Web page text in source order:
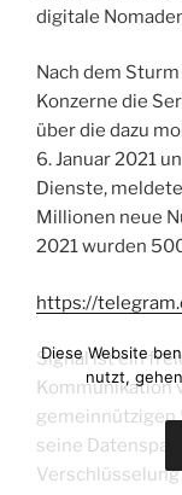
digitale
Nach dem
Konzerne die
über die dazu
6. Januar 2021
Dienste,
Millionen neue
2021 wurden
https://
Signal ist ein
Kommunikation
gemeinnützigen
seine
Diese Website
nutzt,